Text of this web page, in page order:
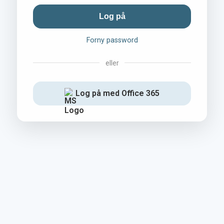
Forny password
eller
Log på med Office 365